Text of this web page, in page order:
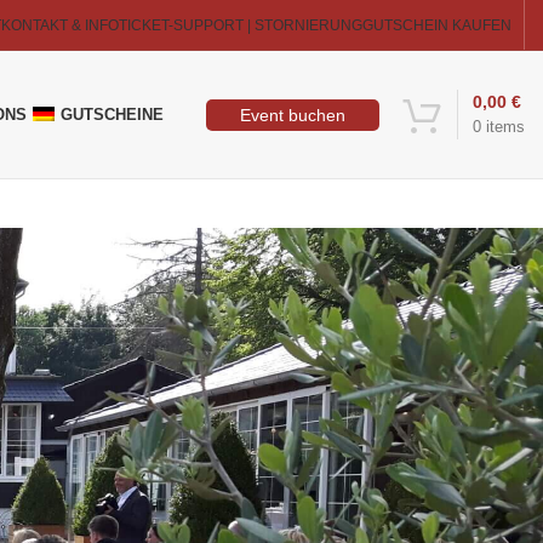
KONTAKT & INFOTICKET-SUPPORT | STORNIERUNGGUTSCHEIN KAUFEN
GUTSCHEINE Event buchen
0 items
0,00 €